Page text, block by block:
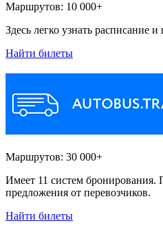
Маршрутов: 10 000+
Здесь легко узнать расписание
Найти билеты
Маршрутов: 30 000+
Имеет 11 систем бронирования.
предложения от перевозчиков.
Найти билеты